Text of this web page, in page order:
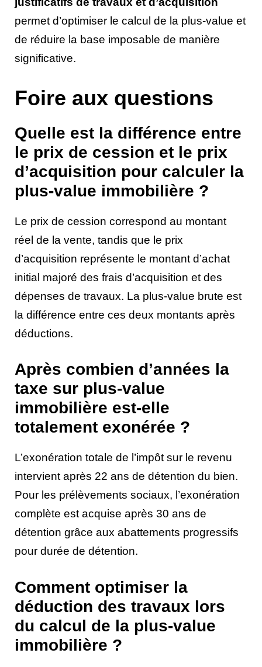
permet d’optimiser le calcul de la plus-value et
de réduire la base imposable de manière
significative.
Foire aux questions
Quelle est la différence entre
le prix de cession et le prix
d’acquisition pour calculer la
plus-value immobilière ?
Le prix de cession correspond au montant
réel de la vente, tandis que le prix
d’acquisition représente le montant d’achat
initial majoré des frais d’acquisition et des
dépenses de travaux. La plus-value brute est
la différence entre ces deux montants après
déductions.
Après combien d’années la
taxe sur plus-value
immobilière est-elle
totalement exonérée ?
L’exonération totale de l’impôt sur le revenu
intervient après 22 ans de détention du bien.
Pour les prélèvements sociaux, l’exonération
complète est acquise après 30 ans de
détention grâce aux abattements progressifs
pour durée de détention.
Comment optimiser la
déduction des travaux lors
du calcul de la plus-value
immobilière ?